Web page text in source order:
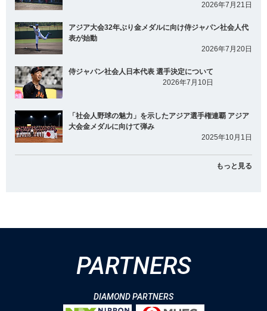
2026年7月21日
アジア大会32年ぶり金メダルに向け侍ジャパン社会人代
表が始動
2026年7月20日
侍ジャパン社会人日本代表 選手決定について
2026年7月10日
「社会人野球の魅力」を示したアジア選手権連覇 アジア
大会金メダルに向けて弾み
2025年10月1日
もっと見る
PARTNERS
DIAMOND PARTNERS